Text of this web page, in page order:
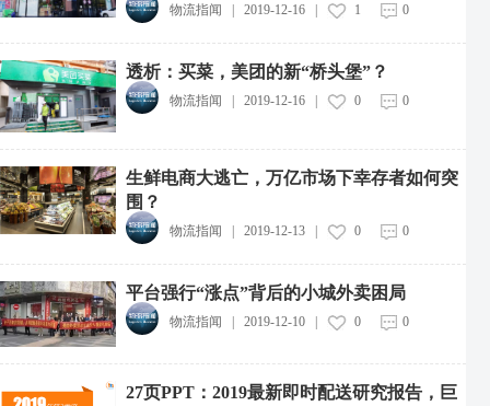
物流指闻 | 2019-12-16| 1 0
透析：买菜，美团的新“桥头堡”？
物流指闻 | 2019-12-16| 0 0
生鲜电商大逃亡，万亿市场下幸存者如何突
围？
物流指闻 2019-12-13| 0 0
平台强行“涨点”背后的小城外卖困局
物流指闻 2019-12-10| 0 0
27页PPT：2019最新即时配送研究报告，巨